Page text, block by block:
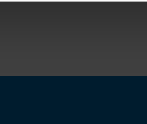
van je printopdrachten.